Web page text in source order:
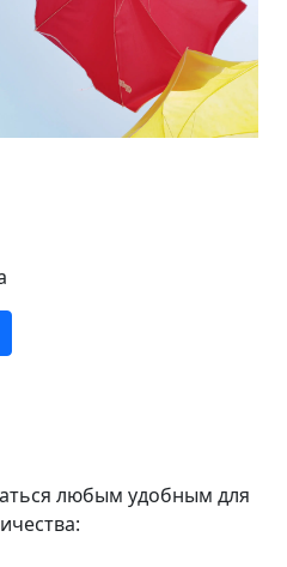
любым удобным для